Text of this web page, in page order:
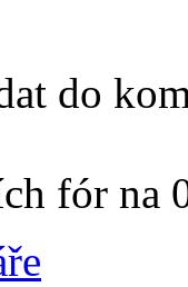
do
fór na